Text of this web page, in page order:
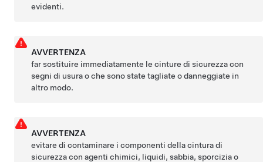
evidenti.
AVVERTENZA
far sostituire immediatamente le cinture di sicurezza con
segni di usura o che sono state tagliate o danneggiate in
altro modo.
AVVERTENZA
evitare di contaminare i componenti della cintura di
sicurezza con agenti chimici, liquidi, sabbia, sporcizia o